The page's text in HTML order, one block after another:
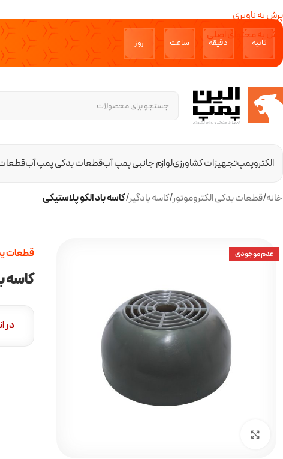
پرش به ناوبری
پرش به محتوای اصلی
روز‌ ساعت دقیقه‌ ثانیه‌
الکتروپمپتجهیزات کشاورزیلوازم جانبی پمپ آبقطعات یدکی پمپ آبقطعات
خانه/قطعات یدکی الکتروموتور/کاسه بادگیر/کاسه باد الکو پلاستیکی
عدم موجودی قطعات
کاسه
در